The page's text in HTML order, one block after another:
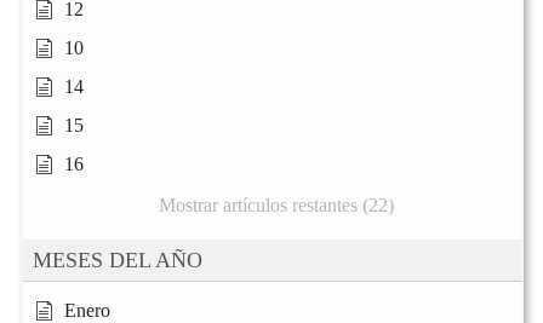
12
10
14
15
16
Mostrar artículos restantes (22)
MESES DEL AÑO
Enero